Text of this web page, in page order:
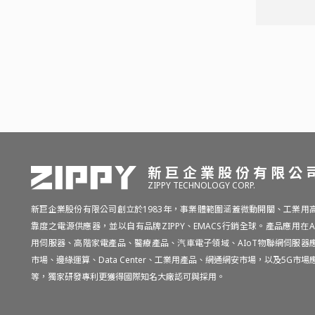
新巨企業股份有限公
ZIPPY TECHNOLOGY CORP.
新巨企業股份有限公司創立於1983年，事業體範圍涵蓋微動開關、工業用
靠度之電源供應器，並以自有品牌ZIPPY、EMACS行銷全球。產品應用在
用伺服器、高階家電產品、醫療產品、汽車電子領域、AIoT物聯網伺服器
市場、邊緣運算、Data Center、工業用產品、網通網安市場，以及5G市場
等，獨家研發專利更獲得國際知名大廠認可與採用。